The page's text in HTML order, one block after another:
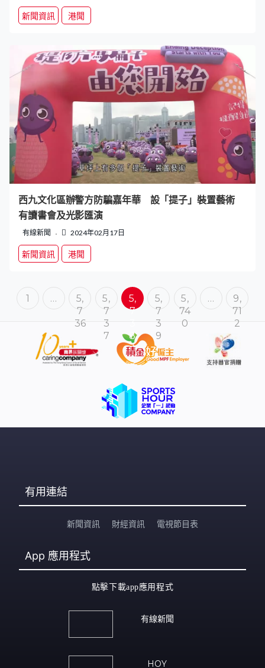
新聞資訊 港聞
西九文化區辦警方防騙嘉年華 設「提子」裝置藝術
有讀書會及光影匯演
有線新聞 2024年02月17日
新聞資訊 港聞
1 …
5,
7
36
5,
7
3
7
5,
7
8
5,
7
3
9
5,
74
0
…
9,
71
2
有用連結
新聞資訊 財經資訊 電視節目表
App 應用程式
點擊下載app應用程式
有線新聞
HOY